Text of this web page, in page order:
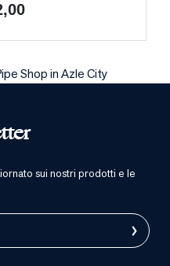
Shop in Azle City
sui nostri prodotti e le
›